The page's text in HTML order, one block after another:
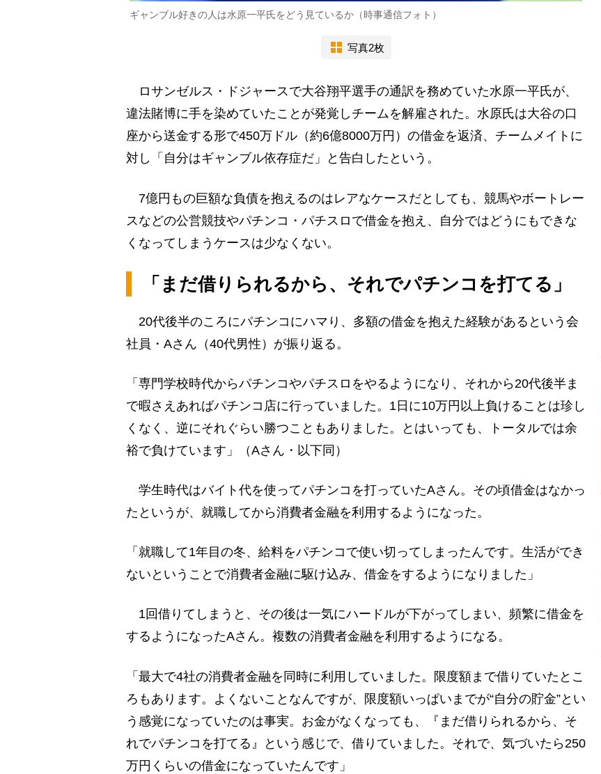
ギャンブル好きの人は水原一平氏をどう見ているか（時事通信フォト）
写真2枚
ロサンゼルス・ドジャースで大谷翔平選手の通訳を務めていた水原一平氏が、
違法賭博に手を染めていたことが発覚しチームを解雇された。水原氏は大谷の口
座から送金する形で450万ドル（約6億8000万円）の借金を返済、チームメイトに
対し「自分はギャンブル依存症だ」と告白したという。
7億円もの巨額な負債を抱えるのはレアなケースだとしても、競馬やボートレー
スなどの公営競技やパチンコ・パチスロで借金を抱え、自分ではどうにもできな
くなってしまうケースは少なくない。
「まだ借りられるから、それでパチンコを打てる」
20代後半のころにパチンコにハマり、多額の借金を抱えた経験があるという会
社員・Aさん（40代男性）が振り返る。
「専門学校時代からパチンコやパチスロをやるようになり、それから20代後半ま
で暇さえあればパチンコ店に行っていました。1日に10万円以上負けることは珍し
くなく、逆にそれぐらい勝つこともありました。とはいっても、トータルでは余
裕で負けています」（Aさん・以下同）
学生時代はバイト代を使ってパチンコを打っていたAさん。その頃借金はなかっ
たというが、就職してから消費者金融を利用するようになった。
「就職して1年目の冬、給料をパチンコで使い切ってしまったんです。生活ができ
ないということで消費者金融に駆け込み、借金をするようになりました」
1回借りてしまうと、その後は一気にハードルが下がってしまい、頻繁に借金を
するようになったAさん。複数の消費者金融を利用するようになる。
「最大で4社の消費者金融を同時に利用していました。限度額まで借りていたとこ
ろもあります。よくないことなんですが、限度額いっぱいまでが“自分の貯金”とい
う感覚になっていたのは事実。お金がなくなっても、『まだ借りられるから、そ
れでパチンコを打てる』という感じで、借りていました。それで、気づいたら250
万円くらいの借金になっていたんです」